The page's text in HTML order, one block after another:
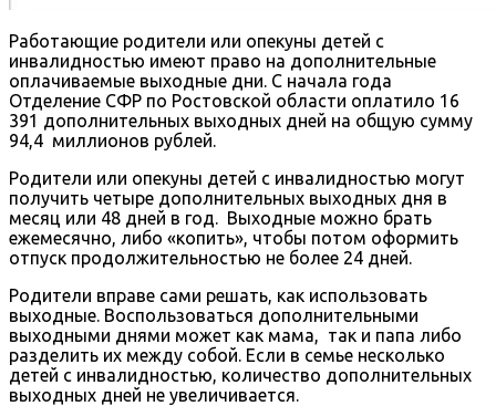
Работающие родители или опекуны детей с
инвалидностью имеют право на дополнительные
оплачиваемые выходные дни. С начала года
Отделение СФР по Ростовской области оплатило 16
391 дополнительных выходных дней на общую сумму
94,4 миллионов рублей.
Родители или опекуны детей с инвалидностью могут
получить четыре дополнительных выходных дня в
месяц или 48 дней в год. Выходные можно брать
ежемесячно, либо «копить», чтобы потом оформить
отпуск продолжительностью не более 24 дней.
Родители вправе сами решать, как использовать
выходные. Воспользоваться дополнительными
выходными днями может как мама, так и папа либо
разделить их между собой. Если в семье несколько
детей с инвалидностью, количество дополнительных
выходных дней не увеличивается.